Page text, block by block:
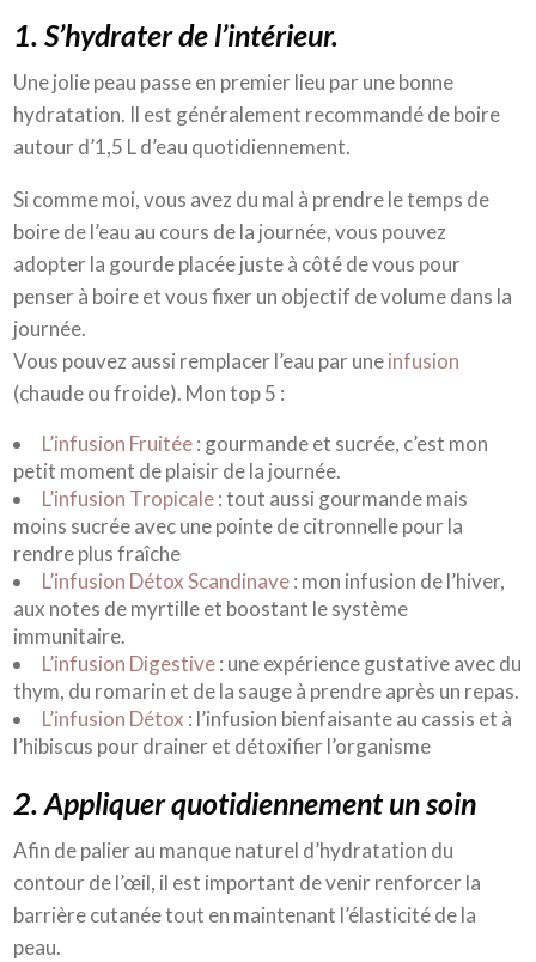
1. S’hydrater de l’intérieur.
Une jolie peau passe en premier lieu par une bonne
hydratation. Il est généralement recommandé de boire
autour d’1,5 L d’eau quotidiennement.
Si comme moi, vous avez du mal à prendre le temps de
boire de l’eau au cours de la journée, vous pouvez
adopter la gourde placée juste à côté de vous pour
penser à boire et vous fixer un objectif de volume dans la
journée.
Vous pouvez aussi remplacer l’eau par uneinfusion
(chaude ou froide). Mon top 5 :
L’infusion Fruitée: gourmande et sucrée, c’est mon
petit moment de plaisir de la journée.
L’infusion Tropicale: tout aussi gourmande mais
moins sucrée avec une pointe de citronnelle pour la
rendre plus fraîche
L’infusion Détox Scandinave: mon infusion de l’hiver,
aux notes de myrtille et boostant le système
immunitaire.
L’infusion Digestive: une expérience gustative avec du
thym, du romarin et de la sauge à prendre après un repas.
L’infusion Détox : l’infusion bienfaisante au cassis et à
l’hibiscus pour drainer et détoxifier l’organisme
2. Appliquer quotidiennement un soin
Afin de palier au manque naturel d’hydratation du
contour de l’œil, il est important de venir renforcer la
barrière cutanée tout en maintenant l’élasticité de la
peau.